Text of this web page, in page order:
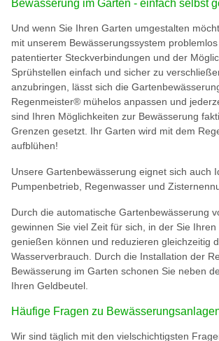
Bewässerung im Garten - einfach selbst
Und wenn Sie Ihren Garten umgestalten
mit unserem Bewässerungssystem
patentierter Steckverbindungen und der
Sprühstellen einfach und sicher zu
anzubringen, lässt sich die
Regenmeister® mühelos anpassen und
sind Ihren Möglichkeiten zur Bewässerung
Grenzen gesetzt. Ihr Garten wird mit dem
aufblühen!
Unsere Gartenbewässerung eignet sich auch
Pumpenbetrieb, Regenwasser und
Durch die automatische Gartenbewässerung
gewinnen Sie viel Zeit für sich, in der Sie
genießen können und reduzieren gleichzeitig
Wasserverbrauch. Durch die Installation der
Bewässerung im Garten schonen Sie neben
Ihren Geldbeutel.
Häufige Fragen zu
Wir sind täglich mit den vielschichtigsten